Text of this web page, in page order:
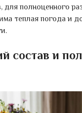
для полноценного
теплая погода и
состав и